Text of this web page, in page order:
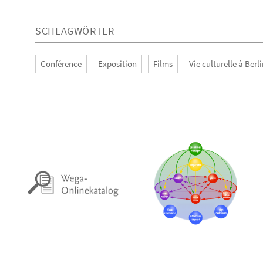
SCHLAGWÖRTER
Conférence Exposition Films Vie culturelle à